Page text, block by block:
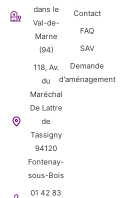
dans le
Val-de-
Marne
(94)
118, Av.
du
Maréchal
De Lattre
de
Tassigny
94120
Fontenay-
sous-Bois
01 42 83
Contact
FAQ
SAV
Demande
d'aménagement